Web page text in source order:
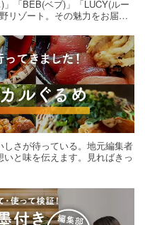
「BEB(ベブ)」「LUCY(ルー
リゾート。その魅力をお届け
さが待っている。地元編集者
と味を伝えます。見ればきっ